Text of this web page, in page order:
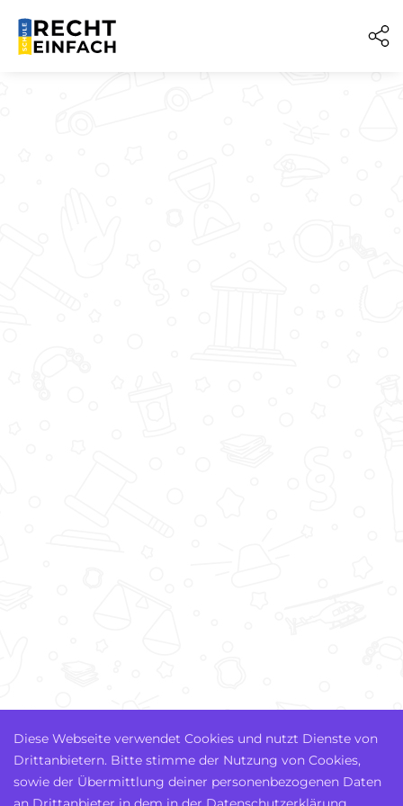
Diese Webseite verwendet Cookies und nutzt Dienste von
Drittanbietern. Bitte stimme der Nutzung von Cookies,
sowie der Übermittlung deiner personenbezogenen Daten